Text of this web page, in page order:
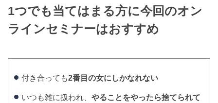
1つでも当てはまる方に今回のオン
ラインセミナーはおすすめ
付き合っても2番目の女にしかなれない
いつも雑に扱われ、 やることをやったら捨てられて